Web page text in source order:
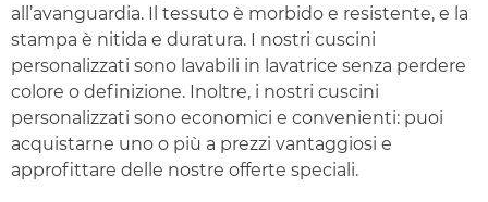
all’avanguardia. Il tessuto è morbido e resistente, e la
stampa è nitida e duratura. I nostri cuscini
personalizzati sono lavabili in lavatrice senza perdere
colore o definizione. Inoltre, i nostri cuscini
personalizzati sono economici e convenienti: puoi
acquistarne uno o più a prezzi vantaggiosi e
approfittare delle nostre offerte speciali.